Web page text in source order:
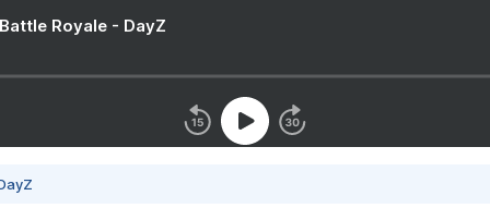
Royale - DayZ